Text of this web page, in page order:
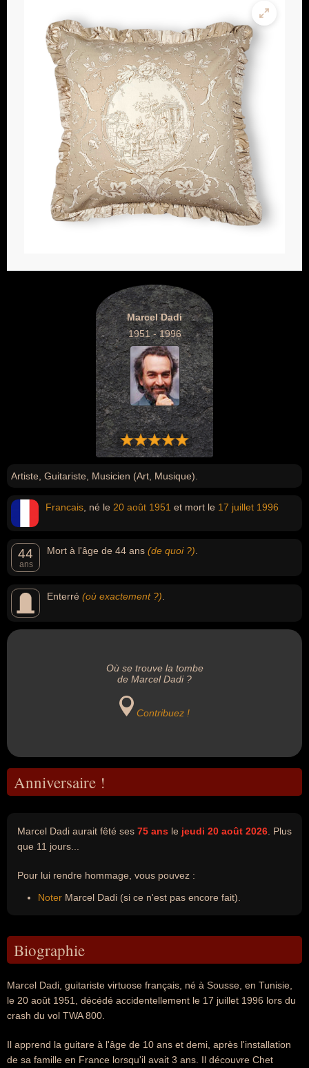
Marcel Dadi
1951 - 1996
Artiste, Guitariste, Musicien (Art, Musique).
Francais , né le 20 août 1951 et mort le 17 juillet 1996
44
ans
Mort à l'âge de 44 ans (de quoi ?)
Enterré (où exactement ?)
Où se trouve la tombe
de Marcel Dadi ?
Contribuez !
Anniversaire !
Marcel Dadi aurait fêté ses 75 ans le jeudi 20 août 2026 . Plus
que 11 jours...
Pour lui rendre hommage, vous pouvez :
Noter Marcel Dadi (si ce n'est pas encore fait).
Biographie
Marcel Dadi, guitariste virtuose français, né à Sousse, en Tunisie,
le 20 août 1951, décédé accidentellement le 17 juillet 1996 lors du
crash du vol TWA 800.
Il apprend la guitare à l'âge de 10 ans et demi, après l'installation
de sa famille en France lorsqu'il avait 3 ans. Il découvre Chet